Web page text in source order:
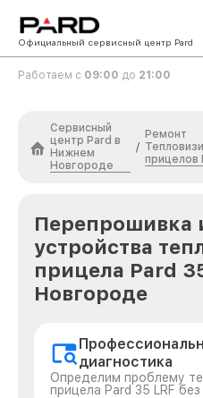
Официальный сервисный центр Pard
Работаем с 09:00 до 21:00
Сервисный
центр Pard в
Нижнем
Новгороде
/
Ремонт
прицелов
Перепрошивка
устройства
прицела Pard
Новгороде
диагностика
Определим проблему
прицела Pard 35 LRF